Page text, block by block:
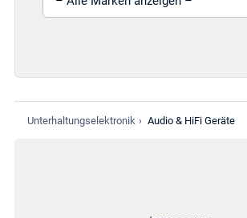
Unterhaltungselektronik › Audio & HiFi Geräte